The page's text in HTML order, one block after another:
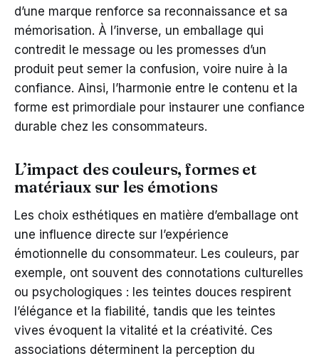
d’une marque renforce sa reconnaissance et sa
mémorisation. À l’inverse, un emballage qui
contredit le message ou les promesses d’un
produit peut semer la confusion, voire nuire à la
confiance. Ainsi, l’harmonie entre le contenu et la
forme est primordiale pour instaurer une confiance
durable chez les consommateurs.
L’impact des couleurs, formes et
matériaux sur les émotions
Les choix esthétiques en matière d’emballage ont
une influence directe sur l’expérience
émotionnelle du consommateur. Les couleurs, par
exemple, ont souvent des connotations culturelles
ou psychologiques : les teintes douces respirent
l’élégance et la fiabilité, tandis que les teintes
vives évoquent la vitalité et la créativité. Ces
associations déterminent la perception du